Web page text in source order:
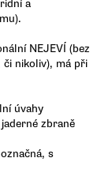
a
NEJEVÍ (bez
či nikoliv), má při
úvahy
zbraně
s